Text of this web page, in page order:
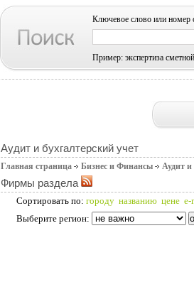
Ключевое слово или номер
Пример: экспертиза
Аудит и бухгалтерский учет
Главная страница Бизнес и Финансы Аудит и
Фирмы раздела
Сортировать по: городу названию цене e-
Выберите регион: